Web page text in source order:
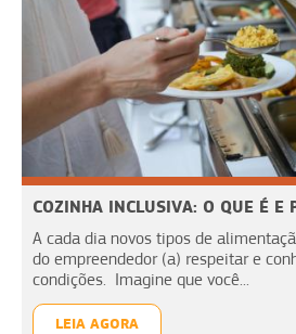
COZINHA INCLUSIVA: O QUE É E
A cada dia novos tipos de
do empreendedor (a) respeitar e
condições. Imagine que você...
LEIA AGORA